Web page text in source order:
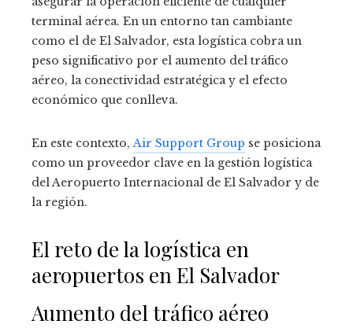
terminal aérea. En un entorno tan cambiante
como el de El Salvador, esta logística cobra un
peso significativo por el aumento del tráfico
aéreo, la conectividad estratégica y el efecto
económico que conlleva.
En este contexto,Air Support Group se posiciona
como un proveedor clave en la gestión logística
del Aeropuerto Internacional de El Salvador y de
la región.
El reto de la logística en
aeropuertos en El Salvador
Aumento del tráfico aéreo